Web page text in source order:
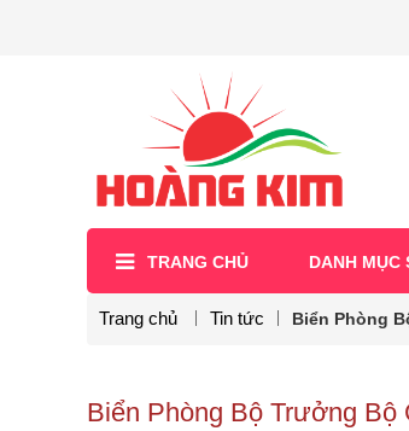
TRANG CHỦ DANH MỤC
Trang chủ Tin tức Biển Phòng
Biển Phòng Bộ Trưởng